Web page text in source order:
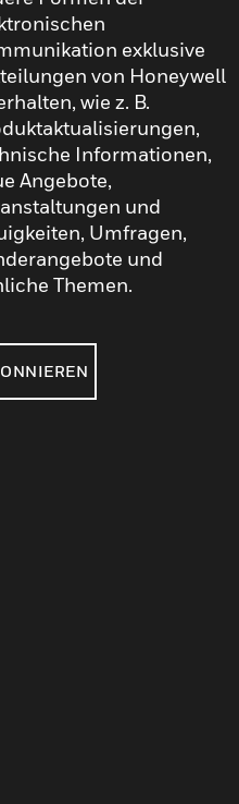
exklusive
von Honeywell
wie z. B.
Informationen,
Angebote,
und
Umfragen,
und
Themen.